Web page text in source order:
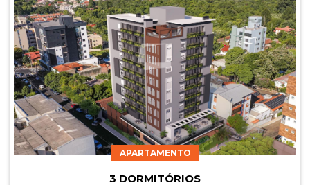
APARTAMENTO
3 DORMITÓRIOS